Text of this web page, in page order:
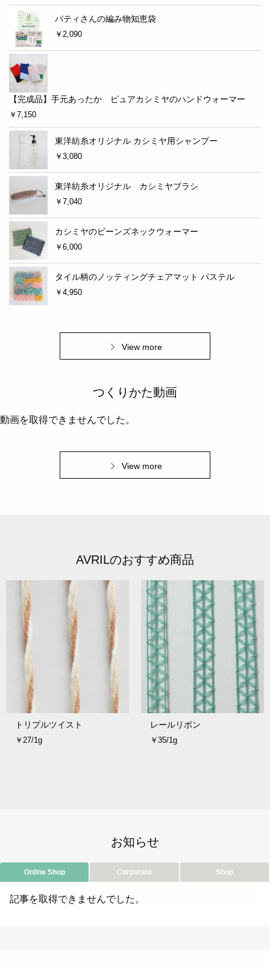
パティさんの編み物知恵袋
￥2,090
【完成品】手元あったか ピュアカシミヤのハンドウォーマー
￥7,150
東洋紡糸オリジナル カシミヤ用シャンプー
￥3,080
東洋紡糸オリジナル カシミヤブラシ
￥7,040
カシミヤのビーンズネックウォーマー
￥6,000
タイル柄のノッティングチェアマット パステル
￥4,950
View more
つくりかた動画
動画を取得できませんでした。
View more
AVRILのおすすめ商品
トリプルツイスト
￥27/1g
レールリボン
￥35/1g
お知らせ
Online Shop Corporate Shop
記事を取得できませんでした。